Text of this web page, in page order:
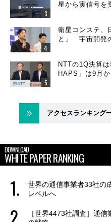
星から実信号を
衛星コンステ、
と」 宇宙開発
NTTの1Q決算
HAPS」は9月
アクセスランキング
DOWNLOAD
WHITE PAPER RANKING
世界の通信事業者33社の
レベルへ
［世界4473社調査］通